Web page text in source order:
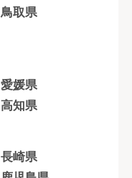
鳥取県
愛媛県
高知県
長崎県